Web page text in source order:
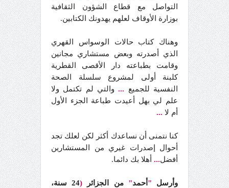
التواصل مع قطاع الشؤون الثقافية
بوزارة الأوقاف لعلهم يهدونك الكتابين.
وهناك كتاب حالات الوسواس القهري
الذي أصدرته وبعض مستشاري مجانين
وقامت بطباعته دار الأقصى القطرية
كلبنة أولى لمشروع سلسلة الصحة
النفسية للجميع ...والتي لم تكتمل ولا
علم لي بهل أعيدت طباعة الجزء الأول
أم لا ...
كنا نتمنى أن نساعدك أكثر لكن لعلك تجد
أحوال إصدرات غيري من المستشارين
أفضل... أهلا بك دائما.
وأرسل " أحمد" من الجزائر (
24 سنة،